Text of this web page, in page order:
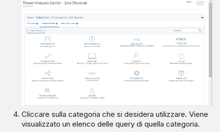
Cliccare sulla categoria che si desidera utilizzare. Viene
visualizzato un elenco delle query di quella categoria.